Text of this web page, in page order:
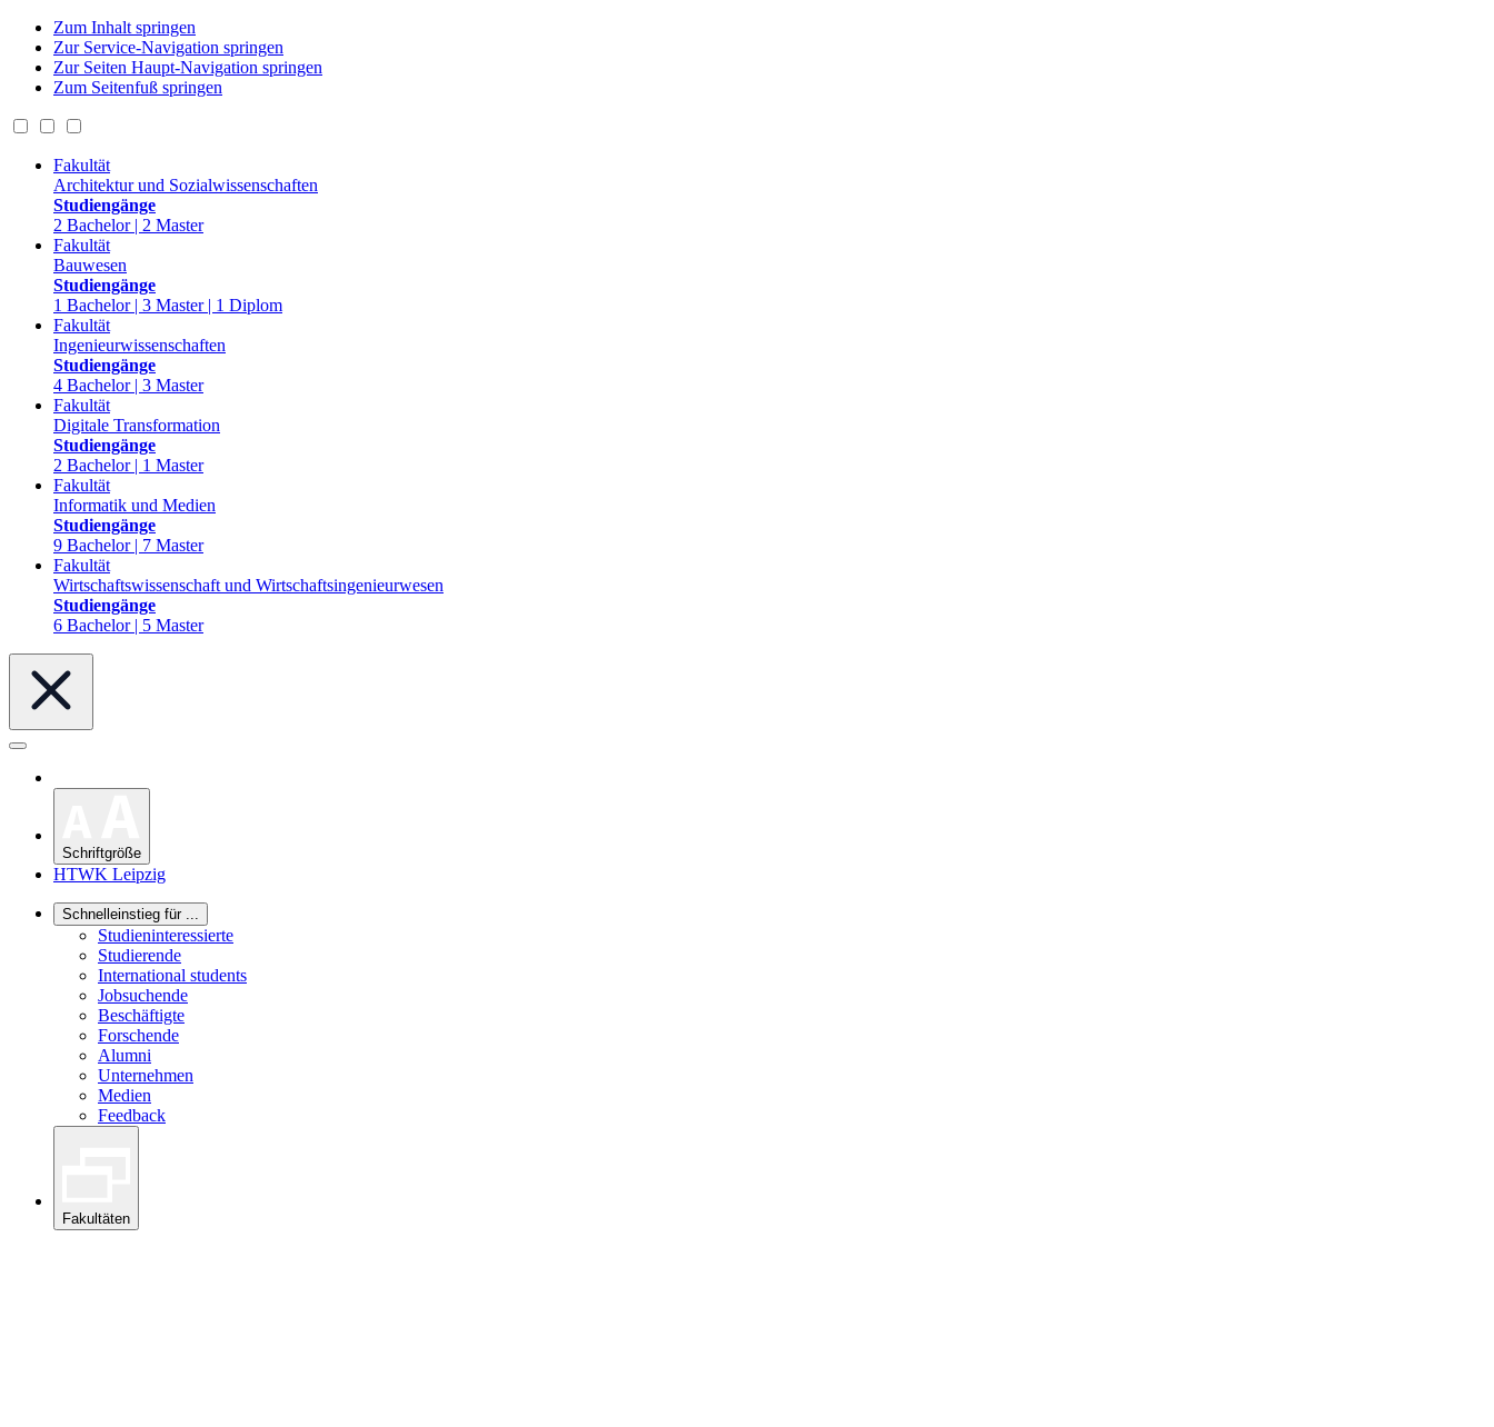
Zum Inhalt springen
Zur Service-Navigation springen
Zur Seiten Haupt-Navigation springen
Zum Seitenfuß springen
Fakultät
Architektur und Sozialwissenschaften
Studiengänge
2 Bachelor | 2 Master
Fakultät
Bauwesen
Studiengänge
1 Bachelor | 3 Master | 1 Diplom
Fakultät
Ingenieurwissenschaften
Studiengänge
4 Bachelor | 3 Master
Fakultät
Digitale Transformation
Studiengänge
2 Bachelor | 1 Master
Fakultät
Informatik und Medien
Studiengänge
9 Bachelor | 7 Master
Fakultät
Wirtschaftswissenschaft und Wirtschaftsingenieurwesen
Studiengänge
6 Bachelor | 5 Master
Schriftgröße
HTWK Leipzig
Schnelleinstieg für ...
Studieninteressierte
Studierende
International students
Jobsuchende
Beschäftigte
Forschende
Alumni
Unternehmen
Medien
Feedback
Fakultäten